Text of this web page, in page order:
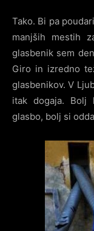
Tako. Bi pa
manjših mestih
glasbenik sem
Giro in izredno
glasbenikov. V
itak dogaja. Bolj
glasbo, bolj si